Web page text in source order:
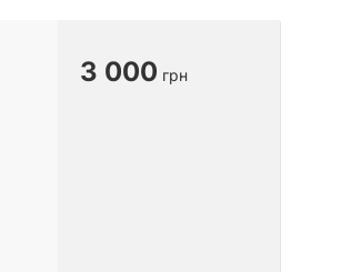
3 000 грн